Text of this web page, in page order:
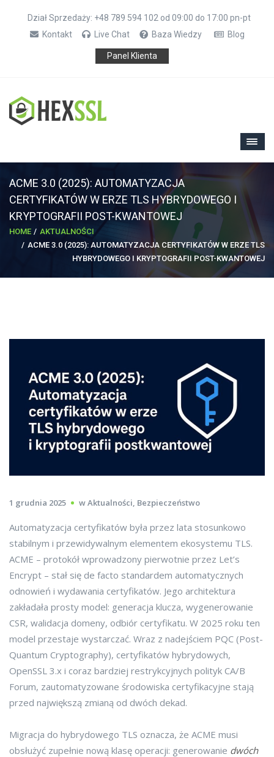
Dział Sprzedaży: +48 789 594 102 od 09:00 do 17:00 pn-pt
Kontakt
Live Chat Baza Wiedzy Blog
Panel Klienta
ACME 3.0 (2025): AUTOMATYZACJA
CERTYFIKATÓW W ERZE TLS HYBRYDOWEGO I
KRYPTOGRAFII POST-KWANTOWEJ
HOME
AKTUALNOŚCI
ACME 3.0 (2025): AUTOMATYZACJA CERTYFIKATÓW W ERZE TLS
HYBRYDOWEGO I KRYPTOGRAFII POST-KWANTOWEJ
1 grudnia 2025 wAktualności Bezpieczeństwo
Automatyzacja certyfikatów była przez lata stosunkowo
stabilnym i przewidywalnym elementem ekosystemu TLS.
ACME – protokół wprowadzony pierwotnie przez Let’s
Encrypt – stał się de facto standardem automatycznych
odnowień i wydawania certyfikatów. Jego architektura
zakładała prosty model: generacja klucza, wygenerowanie
CSR, walidacja domeny, odbiór certyfikatu. W 2025 roku ten
model przestaje wystarczać. Wraz z nadejściem PQC (Post-
Quantum Cryptography), certyfikatów hybrydowych,
OpenSSL 3.x i coraz bardziej restrykcyjnych polityk CA/B
Forum, zautomatyzowane środowiska certyfikacyjne stają
przed największą zmianą od dwóch dekad.
Migracja do hybrydowego TLS oznacza, że ACME musi
obsłużyć zupełnie nową klasę operacji: generowanie dwóch